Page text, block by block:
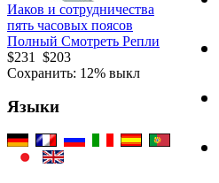
Иаков и сотрудничества
пять часовых поясов
Полный Смотреть Репли
$231
$203
Сохранить: 12% выкл
Языки